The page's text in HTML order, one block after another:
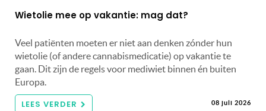
Wietolie mee op vakantie: mag dat?
Veel patiënten moeten er niet aan denken zónder hun
wietolie (of andere cannabismedicatie) op vakantie te
gaan. Dit zijn de regels voor mediwiet binnen én buiten
Europa.
LEES VERDER 08 juli 2026